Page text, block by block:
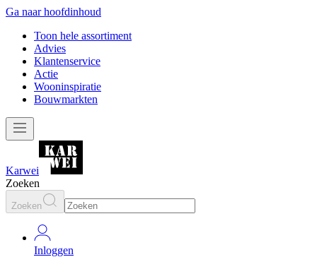
Ga naar hoofdinhoud
Toon hele assortiment
Advies
Klantenservice
Actie
Wooninspiratie
Bouwmarkten
Karwei
Zoeken
Zoeken
Inloggen